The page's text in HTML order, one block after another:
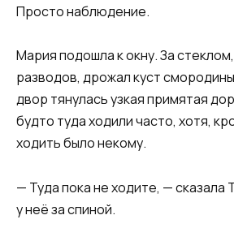
Просто наблюдение.
Мария подошла к окну. За
разводов, дрожал куст
двор тянулась узкая примятая
будто туда ходили часто, хотя,
ходить было некому.
— Туда пока не ходите, — сказала
у неё за спиной.